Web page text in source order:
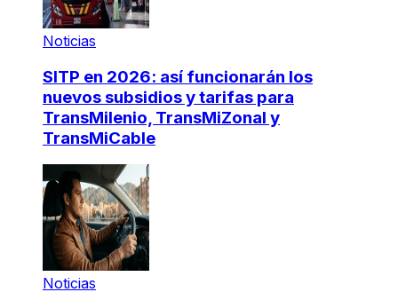
Noticias
SITP en 2026: así funcionarán los
nuevos subsidios y tarifas para
TransMilenio, TransMiZonal y
TransMiCable
Noticias